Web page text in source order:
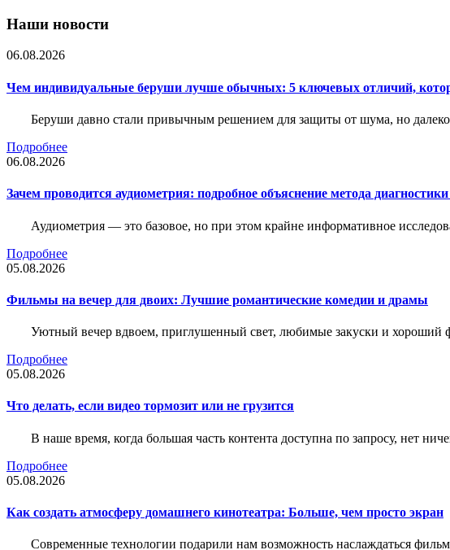
Наши новости
06.08.2026
Чем индивидуальные беруши лучше обычных: 5 ключевых отличий,
Беруши давно стали привычным решением для защиты от шума, но
Подробнее
06.08.2026
Зачем проводится аудиометрия: подробное объяснение метода диагностики
Аудиометрия — это базовое, но при этом крайне информативное
Подробнее
05.08.2026
Фильмы на вечер для двоих: Лучшие романтические комедии и драмы
Уютный вечер вдвоем, приглушенный свет, любимые закуски и хороший
Подробнее
05.08.2026
Что делать, если видео тормозит или не грузится
В наше время, когда большая часть контента доступна по запросу, нет
Подробнее
05.08.2026
Как создать атмосферу домашнего кинотеатра: Больше, чем просто экран
Современные технологии подарили нам возможность наслаждаться